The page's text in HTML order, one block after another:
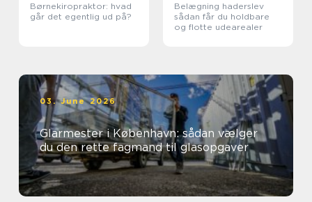
Børnekiropraktor: hvad
går det egentlig ud på?
Belægning haderslev
sådan får du holdbare
og flotte udearealer
03. June 2026
Glarmester i København: sådan vælger
du den rette fagmand til glasopgaver